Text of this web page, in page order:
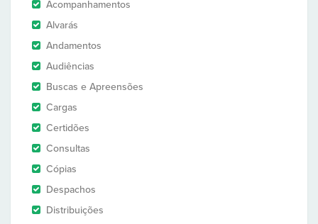
Acompanhamentos
Alvarás
Andamentos
Audiências
Buscas e Apreensões
Cargas
Certidões
Consultas
Cópias
Despachos
Distribuições